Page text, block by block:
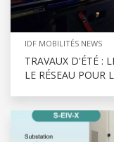
IDF MOBILITÉS NEWS
TRAVAUX D'ÉTÉ :
LE RÉSEAU POUR